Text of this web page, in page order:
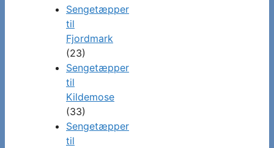
Sengetæpper
til
Fjordmark
(23)
Sengetæpper
til
Kildemose
(33)
Sengetæpper
til